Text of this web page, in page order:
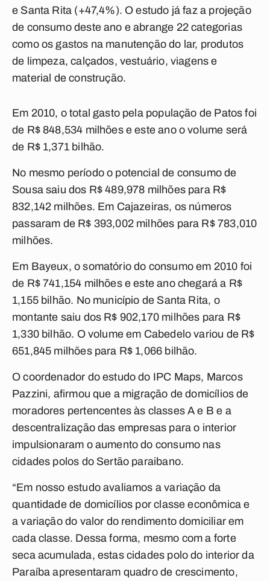
e Santa Rita (+47,4%). O estudo já faz a projeção
de consumo deste ano e abrange 22 categorias
como os gastos na manutenção do lar, produtos
de limpeza, calçados, vestuário, viagens e
material de construção.
Em 2010, o total gasto pela população de Patos foi
de R$ 848,534 milhões e este ano o volume será
de R$ 1,371 bilhão.
No mesmo período o potencial de consumo de
Sousa saiu dos R$ 489,978 milhões para R$
832,142 milhões. Em Cajazeiras, os números
passaram de R$ 393,002 milhões para R$ 783,010
milhões.
Em Bayeux, o somatório do consumo em 2010 foi
de R$ 741,154 milhões e este ano chegará a R$
1,155 bilhão. No município de Santa Rita, o
montante saiu dos R$ 902,170 milhões para R$
1,330 bilhão. O volume em Cabedelo variou de R$
651,845 milhões para R$ 1,066 bilhão.
O coordenador do estudo do IPC Maps, Marcos
Pazzini, afirmou que a migração de domicílios de
moradores pertencentes às classes A e B e a
descentralização das empresas para o interior
impulsionaram o aumento do consumo nas
cidades polos do Sertão paraibano.
“Em nosso estudo avaliamos a variação da
quantidade de domicílios por classe econômica e
a variação do valor do rendimento domiciliar em
cada classe. Dessa forma, mesmo com a forte
seca acumulada, estas cidades polo do interior da
Paraíba apresentaram quadro de crescimento,